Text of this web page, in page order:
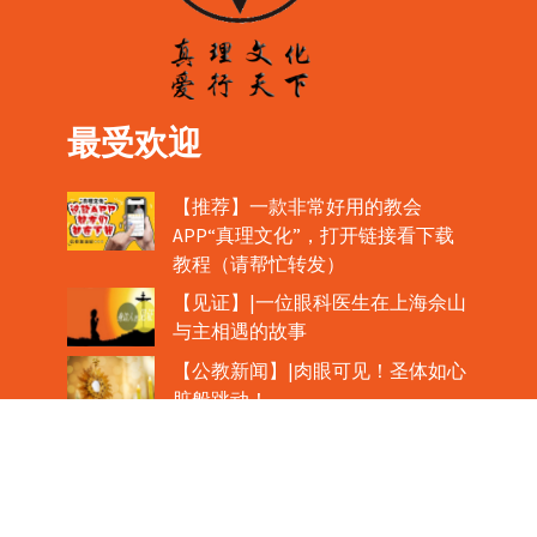
最受欢迎
【推荐】一款非常好用的教会
APP“真理文化”，打开链接看下载
教程（请帮忙转发）
【见证】|一位眼科医生在上海佘山
与主相遇的故事
【公教新闻】|肉眼可见！圣体如心
脏般跳动！